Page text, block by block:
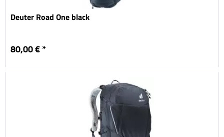
Deuter Road One black
80,00 € *